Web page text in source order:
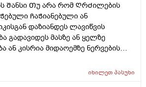
მახსოვს მაგრამ არ Ჩამიდია
არაფერიარ მიმაკრა
სავლები სამჯერ და უზნაᲫე
3ჯერ დᲦეᲨი ᲦრᲫილებზე
წყალი 3ჯერო და5დᲦეᲨი
ᲫირᲨირომ კბილებია იქიდან
Შანსი Თუ არა რომ ᲦრᲫილების
ᲩაᲭიანებული ან
დაზიანდეს ლავიწვის
გადავიდეს მასზე ან ყელზე
ან კისრია მიდაოემზე ნერვების
იხილეთპასუხი